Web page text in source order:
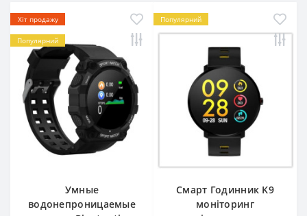
Хіт продажу
Популярний
Умные
водонепроницаемые
Популярний
Смарт Годинник K9
моніторинг